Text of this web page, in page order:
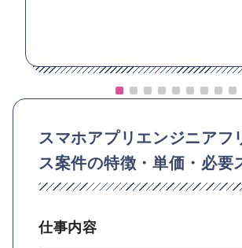
スマホアプリエンジニアフ
ス案件の特徴・単価・必要
仕事内容